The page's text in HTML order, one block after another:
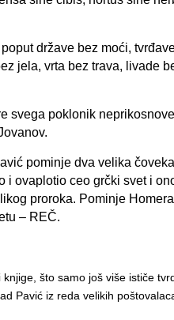
države bez moći,
jela, vrta bez trava, livade
svega poklonik
pominje dva velika
i ovaplotio ceo grčki svet i
proroka. Pominje
– REČ.
knjige, što samo još više ističe
Pavić iz reda velikih